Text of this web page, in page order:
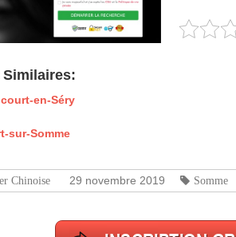
en-Séry
sur-Somme
Chinoise 29 novembre 2019 Somme